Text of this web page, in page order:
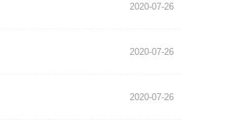
2020-07-26
2020-07-26
2020-07-26